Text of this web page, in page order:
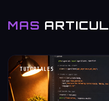
MAS
TUTORIALES